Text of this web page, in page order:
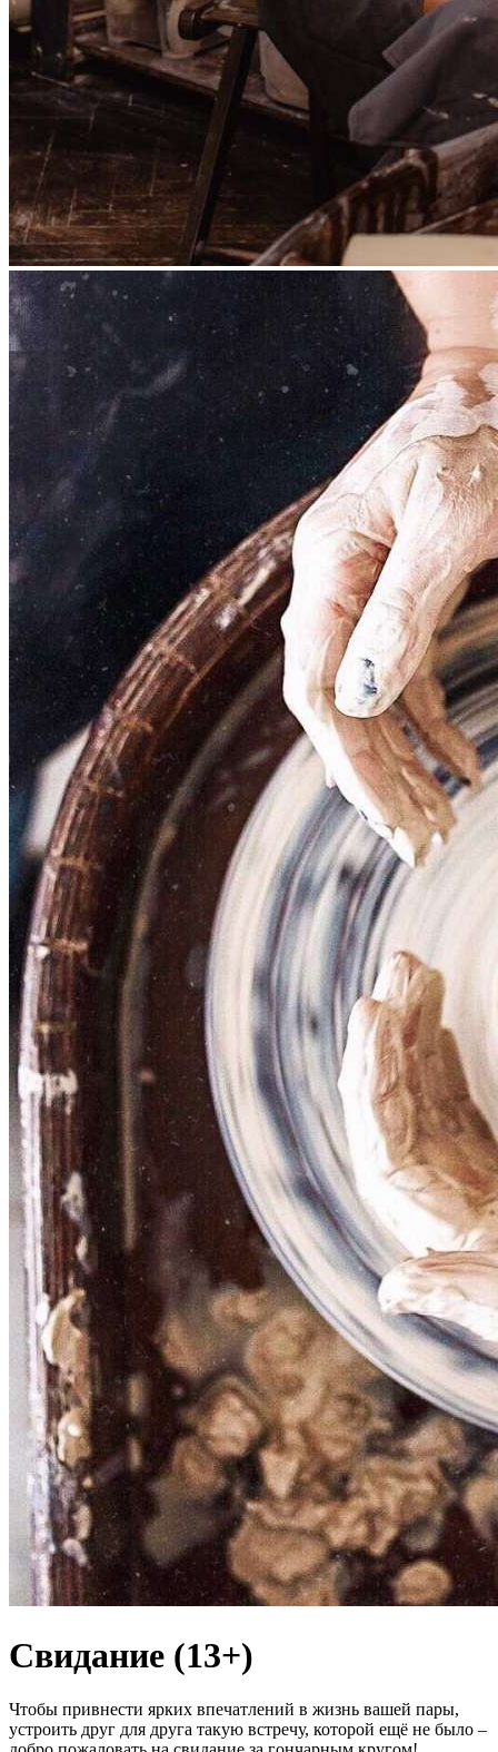
Свидание (13+)
Чтобы привнести ярких впечатлений в жизнь вашей пары,
устроить друг для друга такую встречу, которой ещё не было –